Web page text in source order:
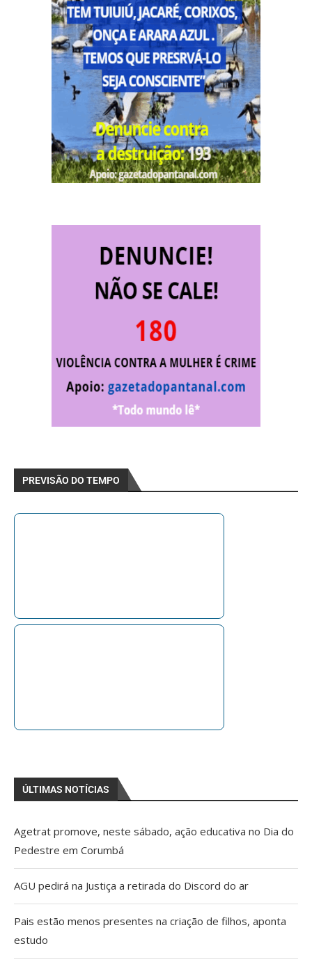
PREVISÃO DO TEMPO
ÚLTIMAS NOTÍCIAS
Agetrat promove, neste sábado, ação educativa no Dia do
Pedestre em Corumbá
AGU pedirá na Justiça a retirada do Discord do ar
Pais estão menos presentes na criação de filhos, aponta
estudo